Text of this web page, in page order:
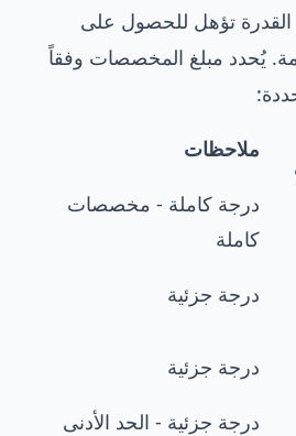
القدرة تؤهل للحصول على
يُحدد مبلغ المخصصات وفقاً
ملاحظات
درجة كاملة - مخصصات
كاملة
درجة جزئية
درجة جزئية
درجة جزئية - الحد الأدنى